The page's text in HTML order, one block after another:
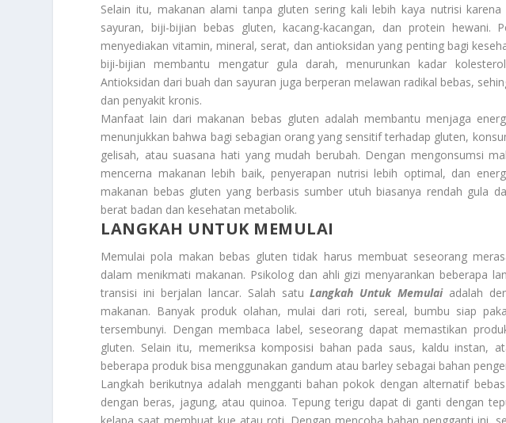
Selain itu, makanan alami tanpa gluten sering kali lebih kaya nutrisi
sayuran, biji-bijian bebas gluten, kacang-kacangan, dan protein hewani.
menyediakan vitamin, mineral, serat, dan antioksidan yang penting bagi
biji-bijian membantu mengatur gula darah, menurunkan kadar
Antioksidan dari buah dan sayuran juga berperan melawan radikal bebas,
dan penyakit kronis.
Manfaat lain dari makanan bebas gluten adalah membantu menjaga
menunjukkan bahwa bagi sebagian orang yang sensitif terhadap gluten,
gelisah, atau suasana hati yang mudah berubah. Dengan mengonsumsi
mencerna makanan lebih baik, penyerapan nutrisi lebih optimal, dan
makanan bebas gluten yang berbasis sumber utuh biasanya rendah gula
berat badan dan kesehatan metabolik.
LANGKAH UNTUK MEMULAI
Memulai pola makan bebas gluten tidak harus membuat seseorang
dalam menikmati makanan. Psikolog dan ahli gizi menyarankan beberapa
transisi ini berjalan lancar. Salah satuLangkah Untuk Memulaiadalah
makanan. Banyak produk olahan, mulai dari roti, sereal, bumbu siap
tersembunyi. Dengan membaca label, seseorang dapat memastikan
gluten. Selain itu, memeriksa komposisi bahan pada saus, kaldu instan,
beberapa produk bisa menggunakan gandum atau barley sebagai bahan
Langkah berikutnya adalah mengganti bahan pokok dengan alternatif
dengan beras, jagung, atau quinoa. Tepung terigu dapat di ganti dengan